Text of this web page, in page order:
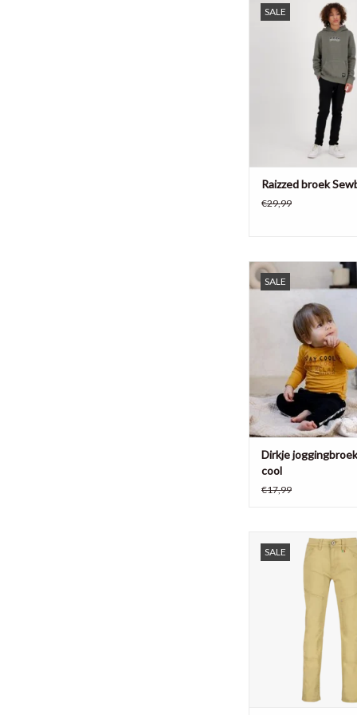
SALESewbury, 75%
polyester
TOEVOEGEN AAN
Raizzed broek
€29,99
SALE
Een donkergrijs
met een sportieve
joggingbroek is
stoere details zoals
deelnaden op het
sportieve bies aan de
pijpjes.
TOEVOEGEN AAN
Dirkje
cool
€17,99
SALE
Vingino broek Siton,
TOEVOEGEN AAN